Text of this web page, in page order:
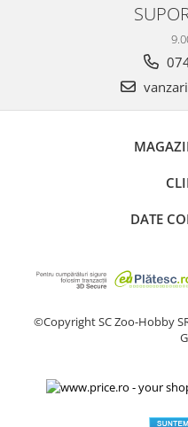
DATE
©Copyright SC Zoo-Hobby